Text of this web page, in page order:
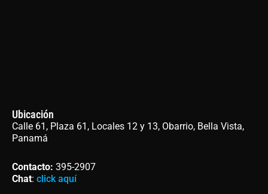
Ubicación
Calle 61, Plaza 61, Locales 12 y 13, Obarrio, Bella Vista,
Panamá
Contacto: 395-2907
Chat: click aquí